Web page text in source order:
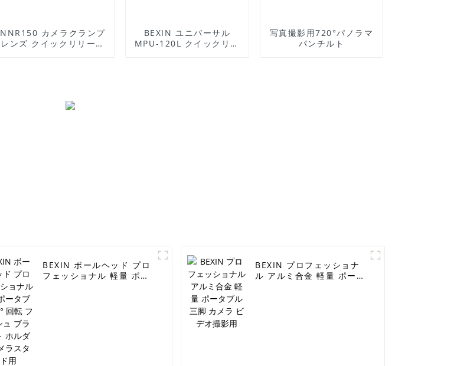
NNR150 カメラクランプ
レンズ クイックリリース
BEXIN ユニバーサル
MPU-120L クイックリリ
写真撮影用720°パノラマ
パンチルト
BEXIN ボールヘッド プロ
フェッショナル 軽量 ポー
BEXIN プロフェッショナ
ル アルミ合金 軽量 ポータ